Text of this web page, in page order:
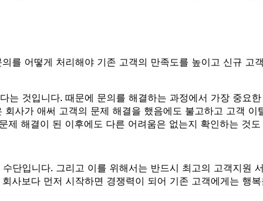
를 어떻게 처리해야 기존 고객의 만족도를 높이고 신규 고
것입니다. 때문에 문의를 해결하는 과정에서 가장 중요
사가 애써 고객의 문제 해결을 했음에도 불고하고 고객
해결이 된 이후에도 다른 어려움은 없는지 확인하는 것
단입니다. 그리고 이를 위해서는 반드시 최고의 고객지원
사보다 먼저 시작하면 경쟁력이 되어 기존 고객에게는 행